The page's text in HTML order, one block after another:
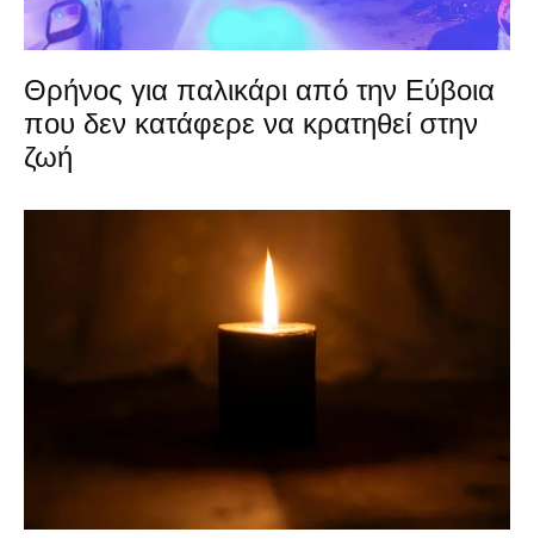
Θρήνος για παλικάρι από την Εύβοια
που δεν κατάφερε να κρατηθεί στην
ζωή